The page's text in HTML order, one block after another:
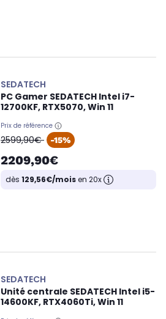
SEDATECH
PC Gamer SEDATECH Intel i7-
12700KF, RTX5070, Win 11
Prix de référence
oldPrice
2599,90€ -15%
2209,90€
dès 129,56€/moisen 20x
SEDATECH
Unité centrale SEDATECH Intel i5-
14600KF, RTX4060Ti, Win 11